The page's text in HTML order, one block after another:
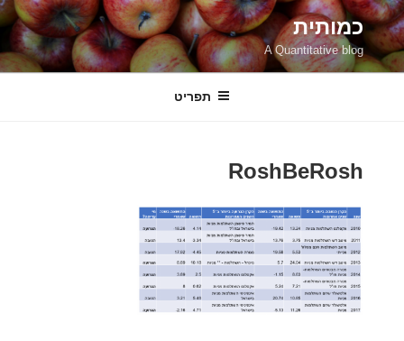
דילוג
לתוכן
כמותית
A Quantitative blog
תפריט
RoshBeRosh